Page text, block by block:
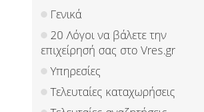
Γενικά
20 Λόγοι να βάλετε την
επιχείρησή σας στο Vres.gr
Υπηρεσίες
Τελευταίες καταχωρήσεις